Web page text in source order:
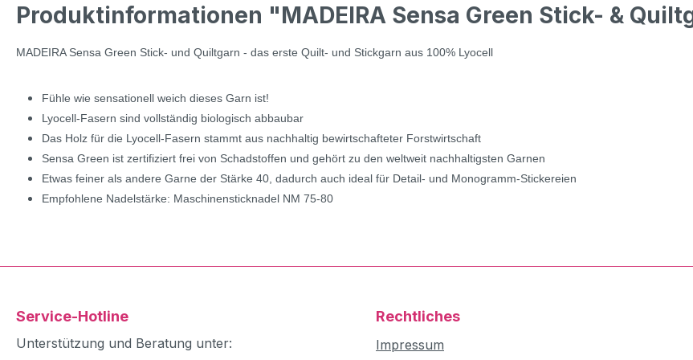
Produktinformationen "MADEIRA Sensa Green Stick- &
MADEIRA Sensa Green Stick- und Quiltgarn - das erste Quilt- und Stickgarn aus 100% Lyocell
Fühle wie sensationell weich dieses Garn ist!
Lyocell-Fasern sind vollständig biologisch abbaubar
Das Holz für die Lyocell-Fasern stammt aus nachhaltig bewirtschafteter Forstwirtschaft
Sensa Green ist zertifiziert frei von Schadstoffen und gehört zu den weltweit nachhaltigsten Garnen
Etwas feiner als andere Garne der Stärke 40, dadurch auch ideal für Detail- und Monogramm-Stickereien
Empfohlene Nadelstärke: Maschinensticknadel NM 75-80
Service-Hotline
Unterstützung und Beratung unter:
Rechtliches
Impressum